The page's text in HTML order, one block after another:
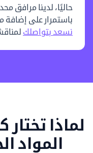
حاليًا، لدينا مرافق
باستمرار على إضافة
نسعد بتواصلك
لماذا
المواد